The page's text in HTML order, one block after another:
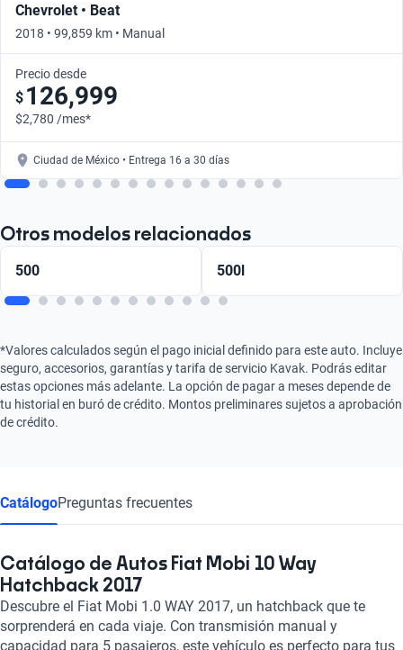
Chevrolet • Beat
2018 • 99,859 km • Manual
Precio desde
$ 126,999
$2,780 /mes*
Ciudad de México • Entrega 16 a 30 días
Otros modelos relacionados
500 500l
*Valores calculados según el pago inicial definido para este auto. Incluye
seguro, accesorios, garantías y tarifa de servicio Kavak. Podrás editar
estas opciones más adelante. La opción de pagar a meses depende de
tu historial en buró de crédito. Montos preliminares sujetos a aprobación
de crédito.
CatálogoPreguntas frecuentes
Catálogo de Autos Fiat Mobi 10 Way
Hatchback 2017
Descubre el Fiat Mobi 1.0 WAY 2017, un hatchback que te
sorprenderá en cada viaje. Con transmisión manual y
capacidad para 5 pasajeros, este vehículo es perfecto para tus